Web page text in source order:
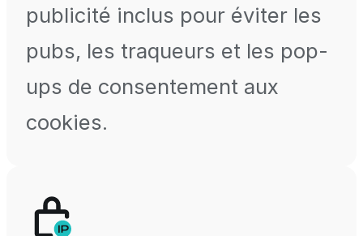
publicité inclus pour éviter les
pubs, les traqueurs et les pop-
ups de consentement aux
cookies.